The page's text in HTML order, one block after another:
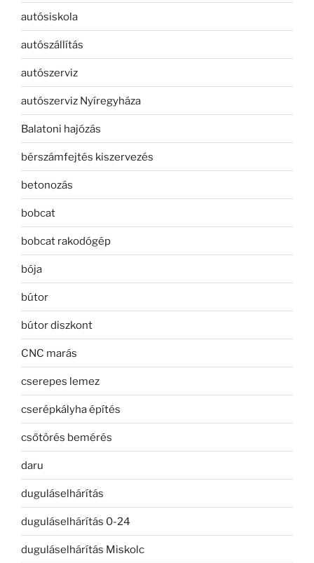
autósiskola
autószállítás
autószerviz
autószerviz Nyíregyháza
Balatoni hajózás
bérszámfejtés kiszervezés
betonozás
bobcat
bobcat rakodógép
bója
bútor
bútor diszkont
CNC marás
cserepes lemez
cserépkályha építés
csőtörés bemérés
daru
duguláselhárítás
duguláselhárítás 0-24
duguláselhárítás Miskolc